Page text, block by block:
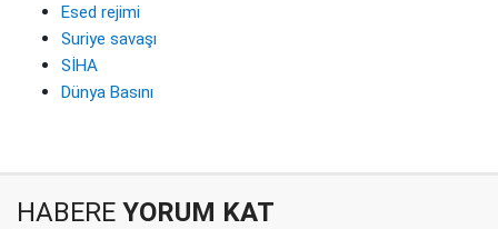
Esed rejimi
Suriye savaşı
SİHA
Dünya Basını
HABERE YORUM KAT